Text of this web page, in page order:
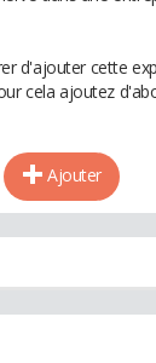
d'ajouter cette
cela ajoutez
Ajouter